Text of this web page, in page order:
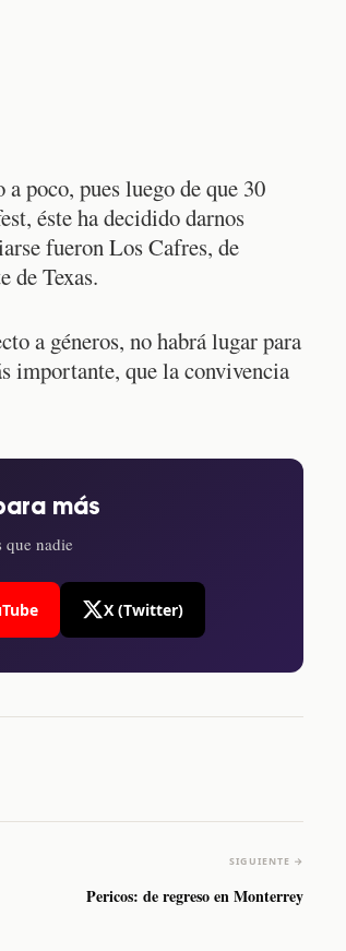
poco, pues luego de que 30
éste ha decidido darnos
fueron Los Cafres, de
de Texas.
a géneros, no habrá lugar para
importante, que la convivencia
más
que nadie
X (Twitter)
SIGUIENTE →
Pericos: de regreso en Monterrey